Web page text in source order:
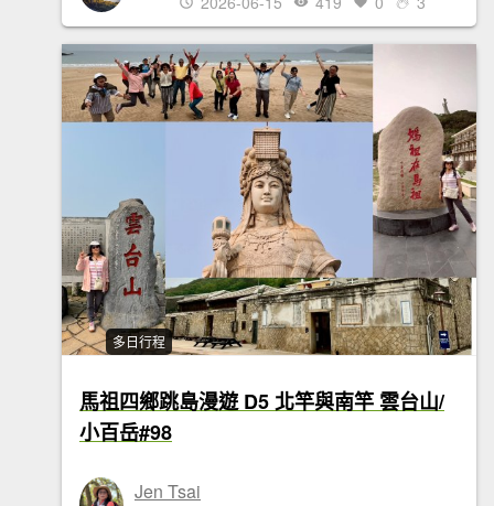
多日行程
馬祖四鄉跳島漫遊 D5 北竿與南竿 雲台山/
小百岳#98
Jen Tsai